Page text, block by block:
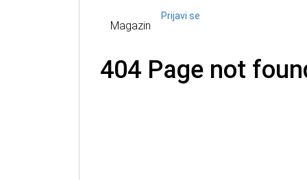
Magazin
Prijavi se
404 Page not